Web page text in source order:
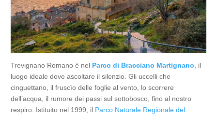
Trevignano Romano è nel Parco di Bracciano Martignano , il
luogo ideale dove ascoltare il silenzio. Gli uccelli che
cinguettano, il fruscìo delle foglie al vento, lo scorrere
dell’acqua, il rumore dei passi sul sottobosco, fino al nostro
respiro. Istituito nel 1999, il Parco Naturale Regionale del